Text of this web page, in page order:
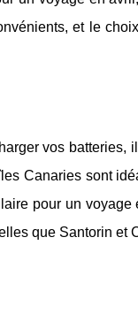
et le
vos
Canaries sont
pour un
que Santorin et